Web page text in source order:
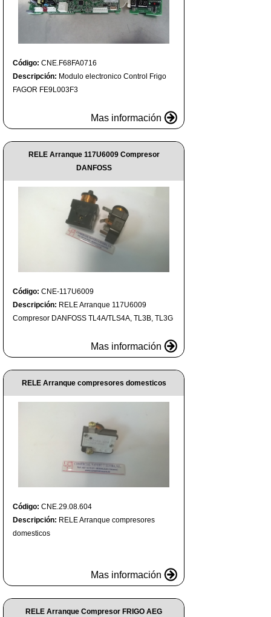
Código: CNE.F68FA0716
Descripción: Modulo electronico Control Frigo
FAGOR FE9L003F3
Mas información
RELE Arranque 117U6009 Compresor
DANFOSS
Código: CNE-117U6009
Descripción: RELE Arranque 117U6009
Compresor DANFOSS TL4A/TLS4A, TL3B, TL3G
Mas información
RELE Arranque compresores domesticos
Código: CNE.29.08.604
Descripción: RELE Arranque compresores
domesticos
Mas información
RELE Arranque Compresor FRIGO AEG